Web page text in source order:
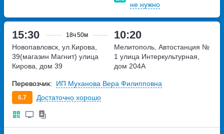
не нужно
15:30 18ч50м 10:20
Новопавловск, ул.Кирова,
39(магазин Магнит) улица
Кирова, дом 39
Мелитополь, Автостанция №
1 улица Интеркультурная,
дом 204А
6.7 Достаточно хорошо
Перевозчик: ИП Муханова Вера Филипповна